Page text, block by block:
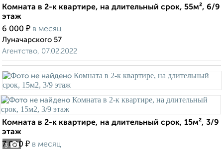
Комната в 2-к квартире, на длительный срок, 55м², 6/9
этаж
6 000 ₽ в месяц
Луначарского 57
Агентство, 07.02.2022
3
Комната в 2-к квартире, на длительный срок, 15м², 3/9
этаж
7 000 ₽ в месяц